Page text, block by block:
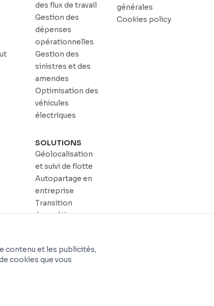
des flux de travail
Gestion des
dépenses
opérationnelles
Gestion des
sinistres et des
amendes
Optimisation des
véhicules
électriques
SOLUTIONS
Géolocalisation
et suivi de flotte
Autopartage en
entreprise
Transition
énergétique
générales
Cookies policy
contenu et les publicités,
cookies que vous